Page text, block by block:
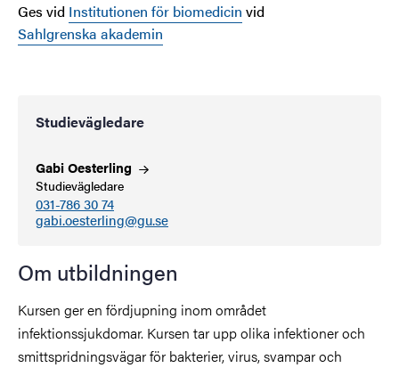
Ges vid Institutionen för biomedicin vid
Sahlgrenska akademin
Studievägledare
GabiOesterling
Studievägledare
031-786 30 74
gabi.oesterling@gu.se
Om utbildningen
Kursen ger en fördjupning inom området
infektionssjukdomar. Kursen tar upp olika infektioner och
smittspridningsvägar för bakterier, virus, svampar och